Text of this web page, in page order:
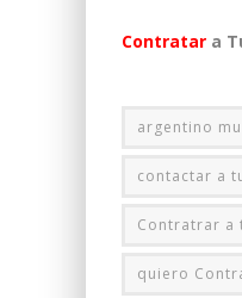
Contratar a
argentino
contactar a
Contratrar a
quiero